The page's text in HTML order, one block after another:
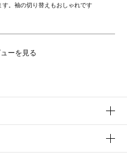
。袖の切り替えもおしゃれです
ーを見る